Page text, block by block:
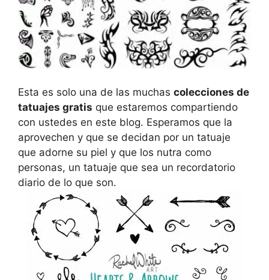
Esta es solo una de las muchas colecciones de
tatuajes gratis que estaremos compartiendo
con ustedes en este blog. Esperamos que la
aprovechen y que se decidan por un tatuaje
que adorne su piel y que los nutra como
personas, un tatuaje que sea un recordatorio
diario de lo que son.